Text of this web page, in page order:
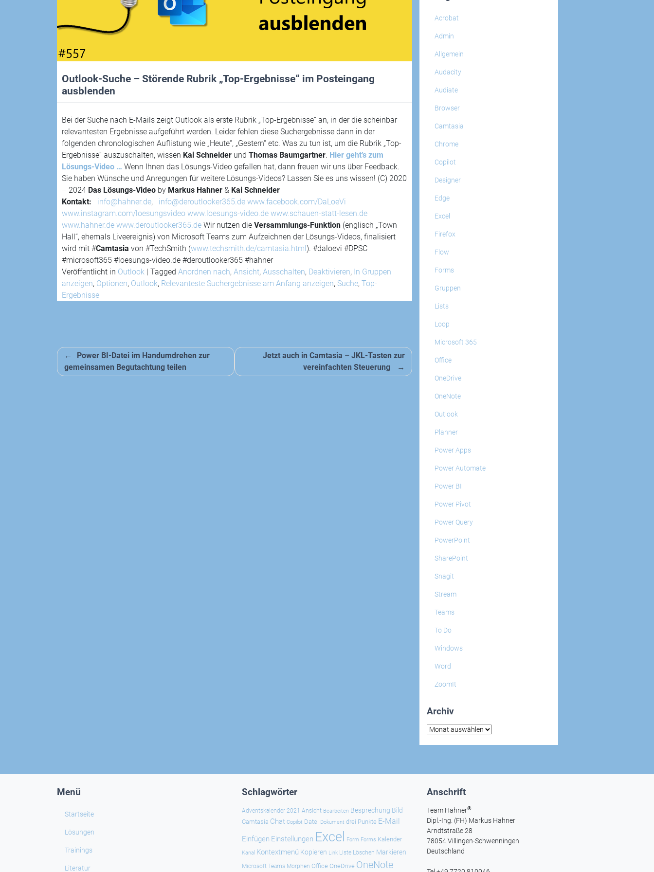
Outlook-Suche – Störende Rubrik „Top-Ergebnisse“ im Posteingang
ausblenden
Bei der Suche nach E-Mails zeigt Outlook als erste Rubrik „Top-Ergebnisse“ an, in der die scheinbar
relevantesten Ergebnisse aufgeführt werden. Leider fehlen diese Suchergebnisse dann in der
folgenden chronologischen Auflistung wie „Heute“, „Gestern“ etc. Was zu tun ist, um die Rubrik „Top-
Ergebnisse“ auszuschalten, wissen Kai Schneider und Thomas Baumgartner. Hier geht’s zum
Lösungs-Video … Wenn Ihnen das Lösungs-Video gefallen hat, dann freuen wir uns über Feedback.
Sie haben Wünsche und Anregungen für weitere Lösungs-Videos? Lassen Sie es uns wissen! (C) 2020
– 2024 Das Lösungs-Video by Markus Hahner & Kai Schneider
Kontakt:
info@hahner.de, info@deroutlooker365.de www.facebook.com/DaLoeVi
www.instagram.com/loesungsvideo www.loesungs-video.de www.schauen-statt-lesen.de
www.hahner.de www.deroutlooker365.de Wir nutzen die Versammlungs-Funktion (englisch „Town
Hall“, ehemals Liveereignis) von Microsoft Teams zum Aufzeichnen der Lösungs-Videos, finalisiert
wird mit #Camtasia von #TechSmith (www.techsmith.de/camtasia.html ). #daloevi #DPSC
#microsoft365 #loesungs-video.de #deroutlooker365 #hahner
Veröffentlicht in Outlook Tagged Anordnen nach, Ansicht, Ausschalten, Deaktivieren, In Gruppen
anzeigen, Optionen, Outlook, Relevanteste Suchergebnisse am Anfang anzeigen, Suche, Top-
Ergebnisse
Beitragsnavigation
Power BI-Datei im Handumdrehen zur
gemeinsamen Begutachtung teilen
Jetzt auch in Camtasia – JKL-Tasten zur
vereinfachten Steuerung
Acrobat
Admin
Allgemein
Audacity
Audiate
Browser
Camtasia
Chrome
Copilot
Designer
Edge
Excel
Firefox
Flow
Forms
Gruppen
Lists
Loop
Microsoft 365
Office
OneDrive
OneNote
Outlook
Planner
Power Apps
Power Automate
Power BI
Power Pivot
Power Query
PowerPoint
SharePoint
Snagit
Stream
Teams
To Do
Windows
Word
ZoomIt
Archiv
Archiv
Menü
Startseite
Lösungen
Trainings
Literatur
Schlagwörter
Adventskalender 2021 Ansicht Bearbeiten Besprechung Bild
Camtasia Chat Copilot Datei Dokument drei Punkte E-Mail
Einfügen Einstellungen Excel Form Forms Kalender
Kanal Kontextmenü Kopieren Link Liste Löschen Markieren
Microsoft Teams Morphen Office OneDrive OneNote
Anschrift
Team Hahner®
Dipl.-Ing. (FH) Markus Hahner
Arndtstraße 28
78054 Villingen-Schwenningen
Deutschland